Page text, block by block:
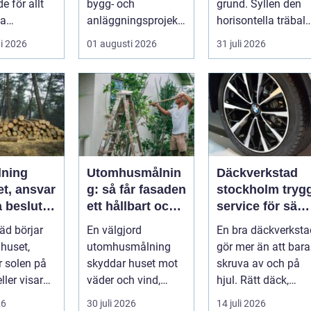
för allt
i
2026
bygg- och
anläggningsprojekt,
med ansvar för att
arbetsm...
01 augusti 2026
grund. Syllen den
horisontella träbalk
som bär upp
väggarna mot pla...
31 juli 2026
ansvar
beslut i
börjar
solen på
visar
Utomhusmålnin
g: så får fasaden
ett hållbart och
vackert resultat
En välgjord
utomhusmålning
skyddar huset mot
väder och vind,
lyfter
30 juli 2026
Däckverkstad
stockholm trygg
service för
mil året runt
En bra
gör mer än att bara
skruva av och på
hjul. Rätt däck,
korrekt montering
14 juli 2026